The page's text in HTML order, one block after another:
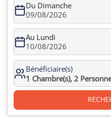
Du Dimanche
09/08/2026
Au Lundi
10/08/2026
Bénéficiaire(s)
1 Chambre(s), 2